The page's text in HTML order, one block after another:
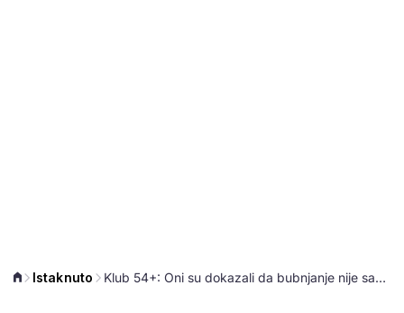
Istaknuto Klub 54+: Oni su dokazali da bubnjanje nije samo za mlade, a pjevanje za ispod tuša